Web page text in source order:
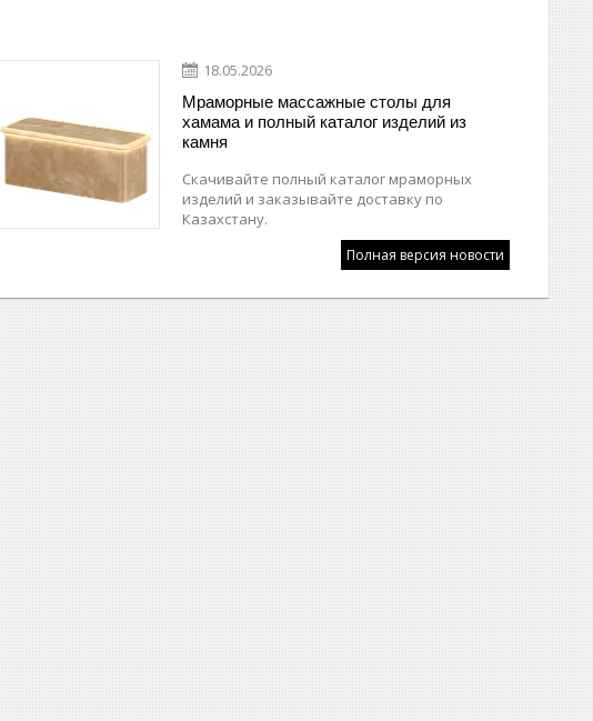
18.05.2026
Мраморные массажные столы для
хамама и полный каталог изделий из
камня
Скачивайте полный каталог мраморных
изделий и заказывайте доставку по
Казахстану.
Полная версия новости